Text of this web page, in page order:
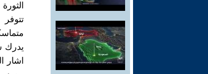
يدرك
اشار